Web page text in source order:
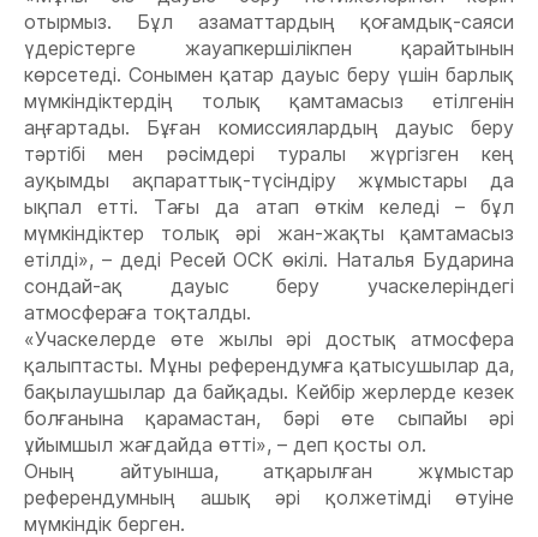
отырмыз. Бұл азаматтардың қоғамдық-саяси
үдерістерге жауапкершілікпен қарайтынын
көрсетеді. Сонымен қатар дауыс беру үшін барлық
мүмкіндіктердің толық қамтамасыз етілгенін
аңғартады. Бұған комиссиялардың дауыс беру
тәртібі мен рәсімдері туралы жүргізген кең
ауқымды ақпараттық-түсіндіру жұмыстары да
ықпал етті. Тағы да атап өткім келеді – бұл
мүмкіндіктер толық әрі жан-жақты қамтамасыз
етілді», – деді Ресей ОСК өкілі. Наталья Бударина
сондай-ақ дауыс беру учаскелеріндегі
атмосфераға тоқталды.
«Учаскелерде өте жылы әрі достық атмосфера
қалыптасты. Мұны референдумға қатысушылар да,
бақылаушылар да байқады. Кейбір жерлерде кезек
болғанына қарамастан, бәрі өте сыпайы әрі
ұйымшыл жағдайда өтті», – деп қосты ол.
Оның айтуынша, атқарылған жұмыстар
референдумның ашық әрі қолжетімді өтуіне
мүмкіндік берген.